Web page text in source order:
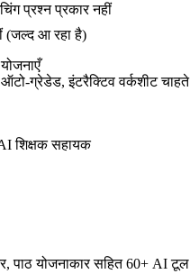
प्रश्न प्रकार नहीं
(जल्द आ रहा है)
ग्रेडेड, इंटरैक्टिव वर्कशीट
शिक्षक सहायक
पाठ योजनाकार सहित 60+ AI टूल